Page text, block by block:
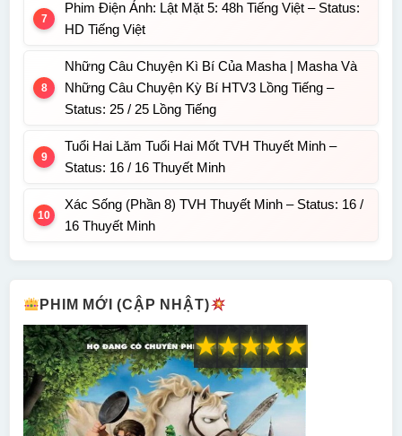
Phim Điện Ảnh: Lật Mặt 5: 48h Tiếng Việt – Status:
HD Tiếng Việt
Những Câu Chuyện Kì Bí Của Masha | Masha Và
Những Câu Chuyện Kỳ Bí HTV3 Lồng Tiếng –
Status: 25 / 25 Lồng Tiếng
Tuổi Hai Lăm Tuổi Hai Mốt TVH Thuyết Minh –
Status: 16 / 16 Thuyết Minh
Xác Sống (Phần 8) TVH Thuyết Minh – Status: 16 /
16 Thuyết Minh
PHIM MỚI (CẬP NHẬT)
★
★
★
★
★